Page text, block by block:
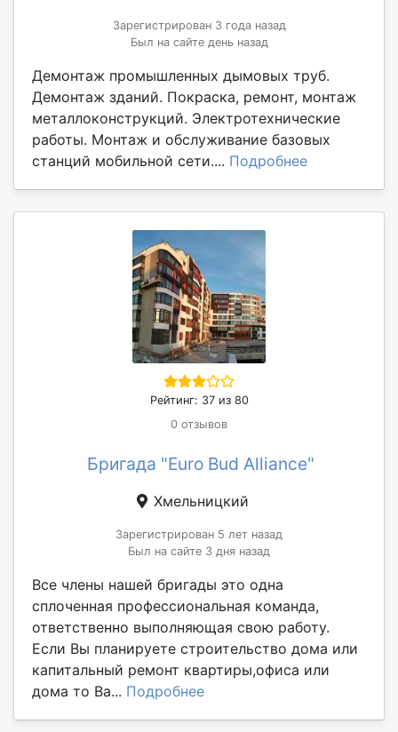
Зарегистрирован 3 года назад
Был на сайте день назад
Демонтаж промышленных дымовых труб.
Демонтаж зданий. Покраска, ремонт, монтаж
металлоконструкций. Электротехнические
работы. Монтаж и обслуживание базовых
станций мобильной сети.... Подробнее
Рейтинг: 37 из 80
0 отзывов
Бригада "Euro Bud Alliance"
Хмельницкий
Зарегистрирован 5 лет назад
Был на сайте 3 дня назад
Все члены нашей бригады это одна
сплоченная профессиональная команда,
ответственно выполняющая свою работу.
Если Вы планируете строительство дома или
капитальный ремонт квартиры,офиса или
дома то Ва... Подробнее